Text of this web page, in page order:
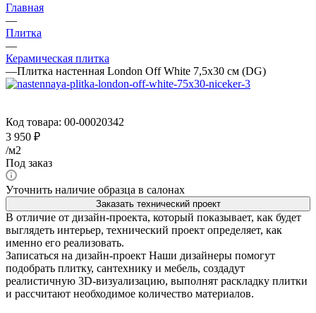
Главная
—
Плитка
—
Керамическая плитка
—Плитка настенная London Off White 7,5x30 см (DG)
Код товара: 00-00020342
3 950 ₽
/м2
Под заказ
Уточнить наличие образца в салонах
Заказать технический проект
В отличие от дизайн-проекта, который показывает, как будет
выглядеть интерьер, технический проект определяет, как
именно его реализовать.
Записаться на дизайн-проект Наши дизайнеры помогут
подобрать плитку, сантехнику и мебель, создадут
реалистичную 3D-визуализацию, выполнят раскладку плитки
и рассчитают необходимое количество материалов.